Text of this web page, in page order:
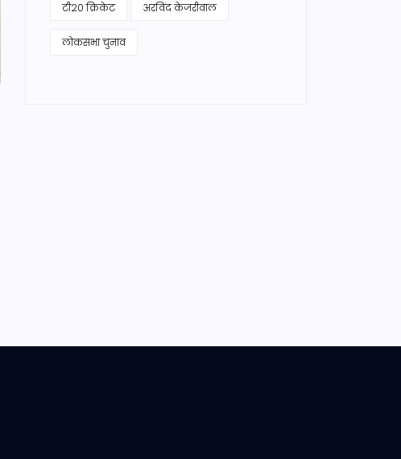
टी20 क्रिकेट अरविंद केजरीवाल
लोकसभा चुनाव